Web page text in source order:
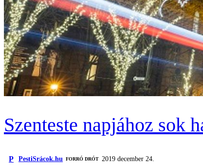
Szenteste napjához sok
P PestiSrácok.hu FORRÓ DRÓT 2019 december 24.